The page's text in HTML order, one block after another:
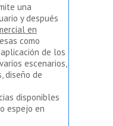
una
y después
en
como
de los
escenarios,
diseño de
disponibles
espejo en